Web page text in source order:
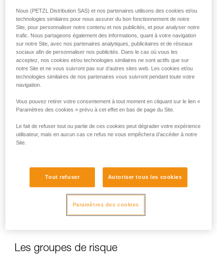
En cas d’exposition directe, répétée et à forte puissance, la
effet toxique sur la rétine, effet aggravant de la
dégénérescence maculaire, éblouissement. Ces risques
risques, même s'ils sontminimes pour un usage normal
Les groupes de risque
Nous (PETZL Distribution SAS) et nos partenaires utilisons des cookies et/ou
technologies similaires pour nous assurer du bon fonctionnement de notre
Site, pour personnaliser notre contenu et nos publicités, et pour analyser notre
trafic. Nous partageons également des informations, quant à votre navigation
sur notre Site, avec nos partenaires analytiques, publicitaires et de réseaux
sociaux afin de personnaliser nos publicités. Dans le cas où vous les
acceptez, nos cookies et/ou technologies similaires ne sont actifs que sur
notre Site et ne vous suivront pas sur d’autres sites web. Les cookies et/ou
technologies similaires de nos partenaires vous suivront pendant toute votre
navigation.
Vous pouvez retirer votre consentement à tout moment en cliquant sur le lien «
Paramètres des cookies » prévu à cet effet en bas de page du Site.
Le fait de refuser tout ou partie de ces cookies peut dégrader votre expérience
utilisateur, mais en aucun cas ce refus ne vous empêchera d’accéder à notre
Site.
Tout refuser Autoriser tous les cookies
Paramètres des cookies